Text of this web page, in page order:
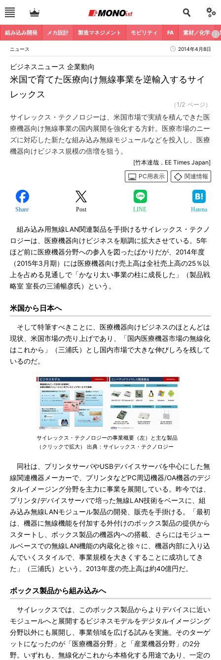
組み込み開発 メカ設計 製造マネジメント モビリティ FA 素材／化学
ニュース 2014年4月8日
米国で育てた医療向け無線事業を逆輸入するサイ
レックス
ビジネスニュース 企業動向
（1/2 ページ）
サイレックス・テクノロジーは、米国市場で実績を積んできた医
療機器向け無線事業の国内展開を強化する方針。医療市場のニー
ズに対応した新たな組み込み無線モジュールなどを投入し、医療
機器向けビジネス規模の倍増を狙う。
[竹本達哉，EE Times Japan]
PC用表示
関連情報
Share Post LINE Hatena
組み込み用無線LAN関連製品を手掛けるサイレックス・テクノ
ロジーは、医療機器向けビジネスを順調に拡大させている。5年
ほど前に医療機器分野への参入を図ったばかりだが、2014年度
（2015年3月期）には医療機器向け売上高は全社売上高の25％以
上を占める見通しで「かなり太い事業の柱に成長した」（製品戦
略室 室長の三浦暢彦氏）という。
米国から日本へ
そして特筆すべきことに、医療機器向けビジネスのほとんどは
現状、米国市場の売り上げであり、「国内医療機器市場の無線化
はこれから」（三浦氏）とし国内市場で大きな伸びしろを残して
いるのだ。
サイレックス・テクノロジーの事業概要（左）と主な製品
（クリックで拡大） 出典：サイレックス・テクノロジー
同社は、プリンタサーバやUSBデバイスサーバを中心にした無
線関連機器メーカーで、プリンタなどPC周辺機器/OA機器のデジ
タルイメージング分野を主力に事業を展開している。昨今では、
プリンタ/デバイスサーバで培った無線LAN技術をベースに、組
み込み無線LANモジュール製品の開発、販売を手掛ける。「最初
は、機器に無線機能を付加する外付けのボックス製品の提供から
スタートし、ボックス製品の機器内への搭載、さらにはモジュー
ルベースでの無線LAN機能の内蔵化と徐々に、機器内部に入り込
んでいくスタイルで、事業規模を大きくすることに成功してき
た」（三浦氏）という。2013年度の売上高は約40億円だ。
ボックス製品から組み込みへ
サイレックスでは、このボックス製品からよりデバイスに近い
モジュールへと展開するビジネスモデルをデジタルイメージング
分野以外にも展開し、事業領域を広げる試みを実施。そのターゲ
ットになったのが「医療機器分野」と「産業機器分野」の2分
野。いずれも、無線化がこれから本格化する用途であり、一定の